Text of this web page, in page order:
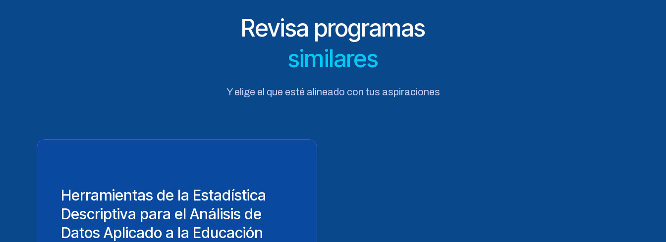
Revisa programas
similares
Y elige el que esté alineado con tus aspiraciones
Herramientas de la Estadística
Descriptiva para el Análisis de
Datos Aplicado a la Educación